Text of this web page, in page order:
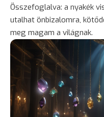
Összefoglalva: a nyakék
utalhat önbizalomra,
meg magam a világnak.